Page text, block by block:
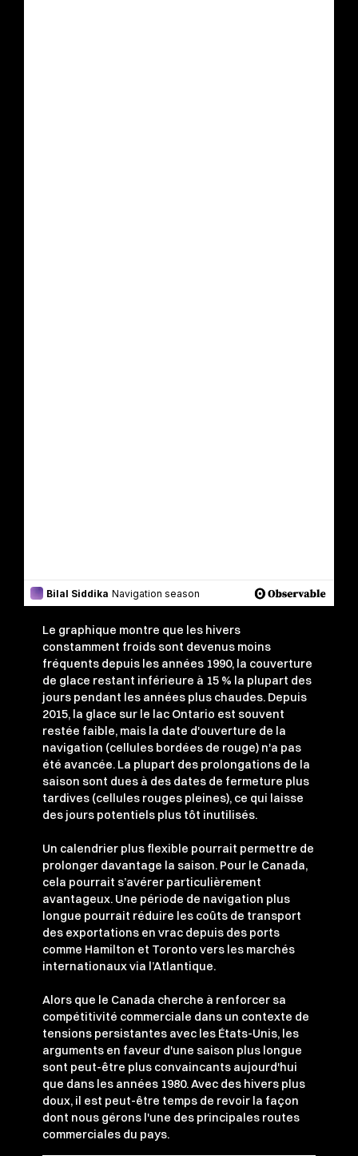
Le graphique montre que les hivers
constamment froids sont devenus moins
fréquents depuis les années 1990, la couverture
de glace restant inférieure à 15 % la plupart des
jours pendant les années plus chaudes. Depuis
2015, la glace sur le lac Ontario est souvent
restée faible, mais la date d'ouverture de la
navigation (cellules bordées de rouge) n'a pas
été avancée. La plupart des prolongations de la
saison sont dues à des dates de fermeture plus
tardives (cellules rouges pleines), ce qui laisse
des jours potentiels plus tôt inutilisés.
Un calendrier plus flexible pourrait permettre de
prolonger davantage la saison. Pour le Canada,
cela pourrait s’avérer particulièrement
avantageux. Une période de navigation plus
longue pourrait réduire les coûts de transport
des exportations en vrac depuis des ports
comme Hamilton et Toronto vers les marchés
internationaux via l’Atlantique.
Alors que le Canada cherche à renforcer sa
compétitivité commerciale dans un contexte de
tensions persistantes avec les États-Unis, les
arguments en faveur d'une saison plus longue
sont peut-être plus convaincants aujourd'hui
que dans les années 1980. Avec des hivers plus
doux, il est peut-être temps de revoir la façon
dont nous gérons l'une des principales routes
commerciales du pays.